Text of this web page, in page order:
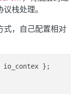
栈处理。
式，自己配置相对